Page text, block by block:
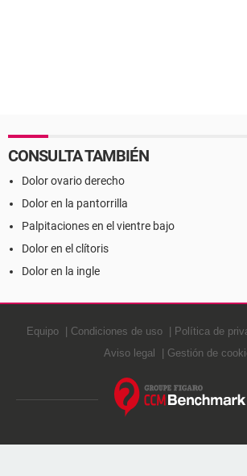
CONSULTA TAMBIÉN
Dolor ovario derecho
Dolor en la pantorrilla
Palpitaciones en el vientre bajo
Dolor en el clítoris
Dolor en la ingle
Equipo Condiciones de uso Política de
Aviso legal
Gestión de